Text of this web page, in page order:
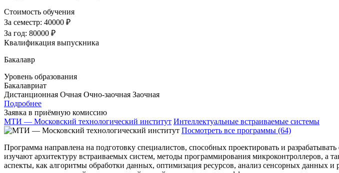
Стоимость обучения
За семестр: 40000 ₽
За год: 80000 ₽
Квалификация выпускника
Бакалавр
Уровень образования
Бакалавриат
Дистанционная Очная Очно-заочная Заочная
Подробнее
Заявка в приёмную комиссию
МТИ — Московский технологический институт Интеллектуальные встраиваемые системы
Посмотреть все программы (64)
Программа направлена на подготовку специалистов, способных проектировать и
изучают архитектуру встраиваемых систем, методы программирования микроконтроллеров, а
аспекты, как алгоритмы обработки данных, оптимизация ресурсов, анализ сенсорных данных